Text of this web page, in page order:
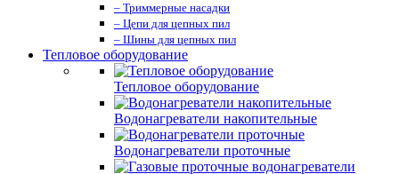
– Триммерные насадки
– Цепи для цепных пил
– Шины для цепных пил
Тепловое оборудование
Тепловое оборудование
Водонагреватели накопительные
Водонагреватели проточные